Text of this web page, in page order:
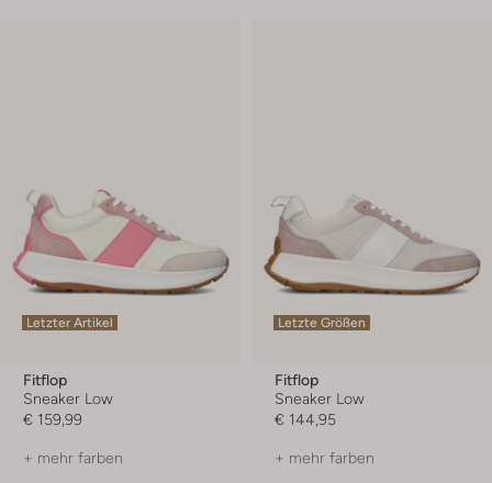
Letzter Artikel
Fitflop
Sneaker Low
€ 159,99
+ mehr farben
Letzte Größen
Fitflop
Sneaker Low
€ 144,95
+ mehr farben